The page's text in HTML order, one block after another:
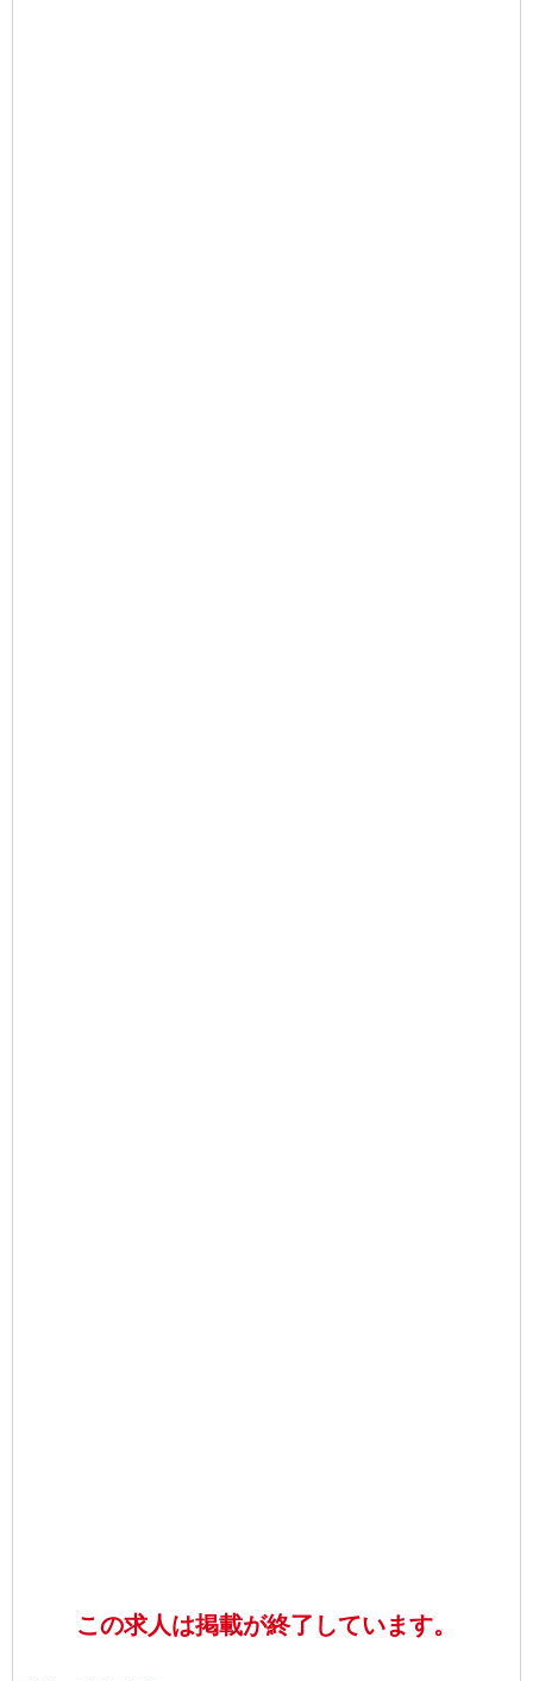
この求人は掲載が終了しています。